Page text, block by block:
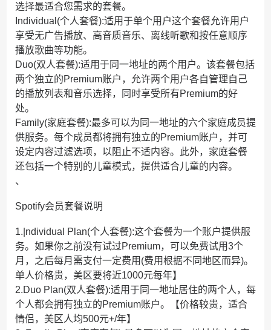
选择最适合您需求的套餐。
Individual(个人套餐):适用于单个用户这个套餐允许用户
享受无广告播放、高音质音乐、离线听歌和按任意顺序
播放歌曲等功能。
Duo(双人套餐):适用于同一地址的两个用户。该套餐包括
两个独立的Premium账户，允许两个用户各自管理自己
的播放列表和音乐选择，同时享受所有Premium的好
处。
Family(家庭套餐):最多可以为同一地址的六个家庭成员提
供服务。每个成员都将拥有独立的Premium账户，并可
设定内容过滤选项，以阻止不适内容。此外，家庭套餐
还包括一个特别的儿童模式，提供适合儿童的内容。
、
Spotify会员套餐说明
1.|ndividual Plan(个人套餐):这个套餐为一个账户提供服
务。如果你之前没有试过Premium，可以免费试用3个
月，之后每月需支付一定费用(费用根据不同地区而异)。
单人价格贵，美区要将近1000元每年】
2.Duo Plan(双人套餐):适用于同一地址居住的两个人，每
个人都会拥有独立的Premium账户。【价格较贵，适合
情侣，美区人均500元+/年】